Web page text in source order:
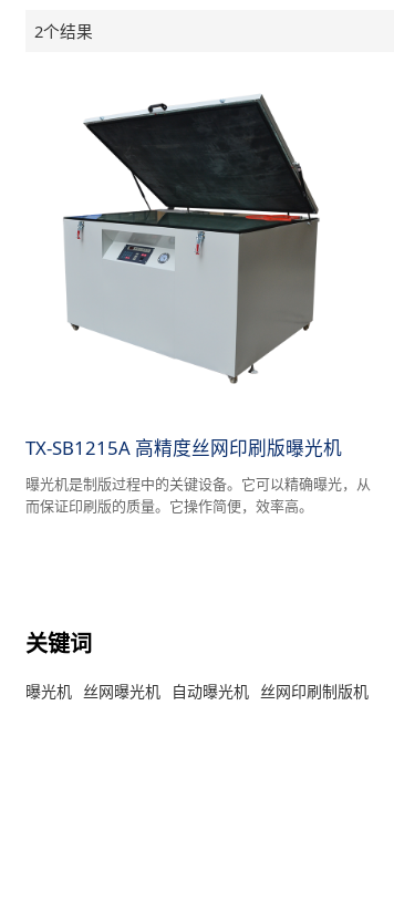
2个结果
TX-SB1215A 高精度丝网印刷版曝光机
曝光机是制版过程中的关键设备。它可以精确曝光，从
而保证印刷版的质量。它操作简便，效率高。
关键词
曝光机 丝网曝光机 自动曝光机 丝网印刷制版机